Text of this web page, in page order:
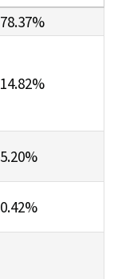
78.37%
14.82%
5.20%
0.42%